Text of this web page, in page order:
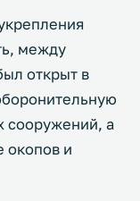
между
открыт в
сооружений, а
окопов и